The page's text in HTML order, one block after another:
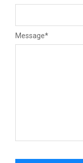
Message*